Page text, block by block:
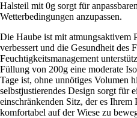
Halsteil mit 0g sorgt für
Wetterbedingungen anzupassen.
Die Haube ist mit atmungsaktivem
verbessert und die Gesundheit des
Feuchtigkeitsmanagement
Füllung von 200g eine moderate
Tage ist, ohne unnötiges Volumen
selbstjustierendes Design sorgt für
einschränkenden Sitz, der es
komfortabel auf der Wiese zu